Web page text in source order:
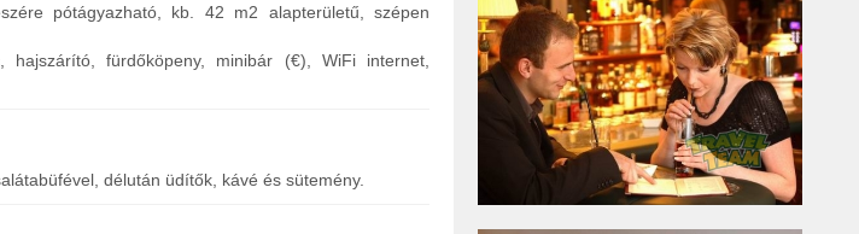
pótágyazható, kb. 42 m2 alapterületű, szépen
hajszárító, fürdőköpeny, minibár (€), WiFi internet,
délután üdítők, kávé és sütemény.